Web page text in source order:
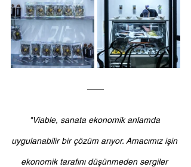
"Viable, sanata ekonomik anlamda
uygulanabilir bir çözüm arıyor. Amacımız işin
ekonomik tarafını düşünmeden sergiler